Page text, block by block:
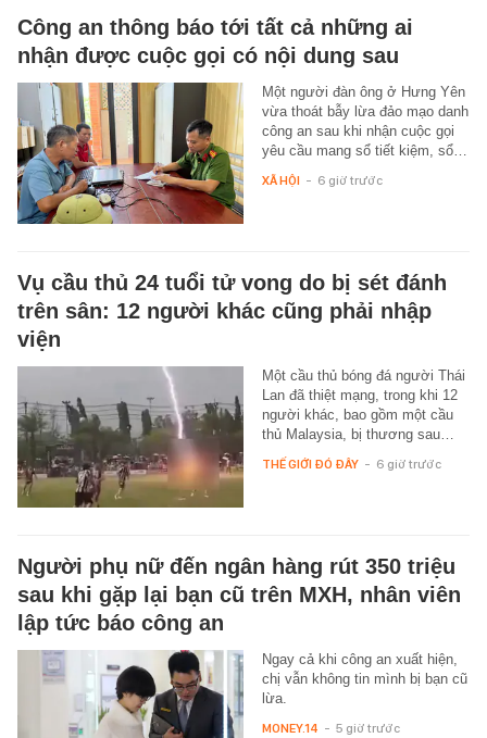
Công an thông báo tới tất cả những ai
nhận được cuộc gọi có nội dung sau
Một người đàn ông ở Hưng Yên
vừa thoát bẫy lừa đảo mạo danh
công an sau khi nhận cuộc gọi
yêu cầu mang sổ tiết kiệm, sổ…
XÃ HỘI - 6 giờ trước
Vụ cầu thủ 24 tuổi tử vong do bị sét đánh
trên sân: 12 người khác cũng phải nhập
viện
Một cầu thủ bóng đá người Thái
Lan đã thiệt mạng, trong khi 12
người khác, bao gồm một cầu
thủ Malaysia, bị thương sau…
THẾ GIỚI ĐÓ ĐÂY - 6 giờ trước
Người phụ nữ đến ngân hàng rút 350 triệu
sau khi gặp lại bạn cũ trên MXH, nhân viên
lập tức báo công an
Ngay cả khi công an xuất hiện,
chị vẫn không tin mình bị bạn cũ
lừa.
MONEY.14 - 5 giờ trước